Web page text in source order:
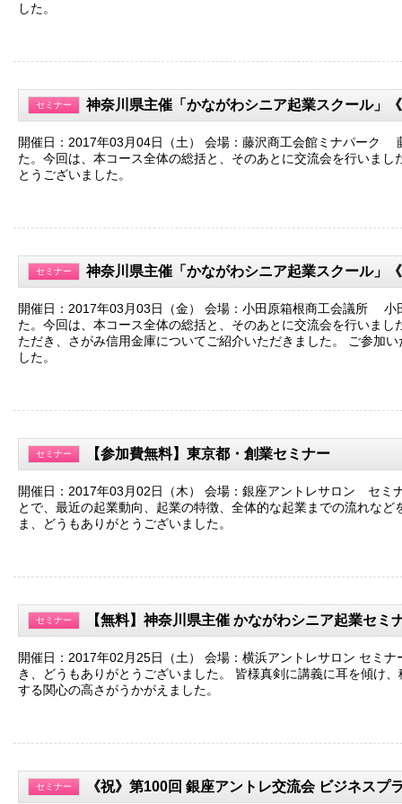
した。
セミナー 神奈川県主催「かながわシニア起業スクール」
開催日：2017年03月04日（土） 会場：藤沢商工会館ミナパーク
た。今回は、本コース全体の総括と、そのあとに交流会を行いま
とうございました。
セミナー 神奈川県主催「かながわシニア起業スクール」
開催日：2017年03月03日（金） 会場：小田原箱根商工会議所 小
た。今回は、本コース全体の総括と、そのあとに交流会を行いま
ただき、さがみ信用金庫についてご紹介いただきました。 ご参加
した。
セミナー 【参加費無料】東京都・創業セミナー
開催日：2017年03月02日（木） 会場：銀座アントレサロン セミ
とで、最近の起業動向、起業の特徴、全体的な起業までの流れな
ま、どうもありがとうございました。
セミナー 【無料】神奈川県主催 かながわシニア起業セミ
開催日：2017年02月25日（土） 会場：横浜アントレサロン セミ
き、どうもありがとうございました。 皆様真剣に講義に耳を傾け
する関心の高さがうかがえました。
セミナー 《祝》第100回 銀座アントレ交流会 ビジネスプ